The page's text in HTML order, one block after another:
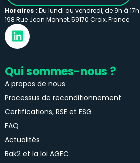
Qui sommes-nous ?
A propos de nous
Processus de reconditionnement
Certifications, RSE et ESG
FAQ
Actualités
Bak2 et la loi AGEC
Horaires : Du lundi au vendredi, de 9h à 17h
198 Rue Jean Monnet, 59170 Croix, France